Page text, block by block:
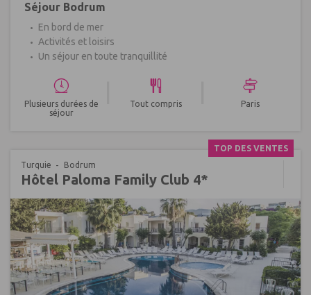
Séjour Bodrum
En bord de mer
Activités et loisirs
Un séjour en toute tranquillité
Plusieurs durées de
séjour
Tout compris Paris
TOP DES VENTES
Turquie
Bodrum
Hôtel Paloma Family Club 4*